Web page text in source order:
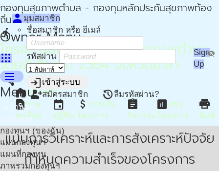
กองทุนสุขภาพตำบล - กองทุนหลักประกันสุขภาพท้อง
ถิ่น - กปท
Owner Menu
apps
person มุมสมาชิก
ชื่อสมาชิก หรือ อีเมล์
รหัสผ่าน visibility_off
loginเข้าสู่ระบบ
person_addสมัครสมาชิก restoreลืมรหัสผ่าน?
Sign
Up
menu
Menu
หน้าแรก
กองทุนฯ
กองทุนฯ (ของฉัน)
แผนกองทุนฯ
แผนที่กองทุน
ภาพรวมกองทุนฯ
directions_run
โครงการสนับสนุนกองทุนสุขภาพตำบล
โดยพี่เลี้ยง ปี 2564 จังหวัดยะลา
share
more_vert
homeหน้าหลัก
find_in_page ราย
ละเอียด
event
ปฏิทิน
attach_money การเงิน
โครงการ
assignment
กิจกรรม
assessment สรุป
โครงการ
print
พิมพ์
แบบการวิเคราะห์และการสังเคราะห์ปัจจัย
กำหนดความสำเร็จของโครงการ